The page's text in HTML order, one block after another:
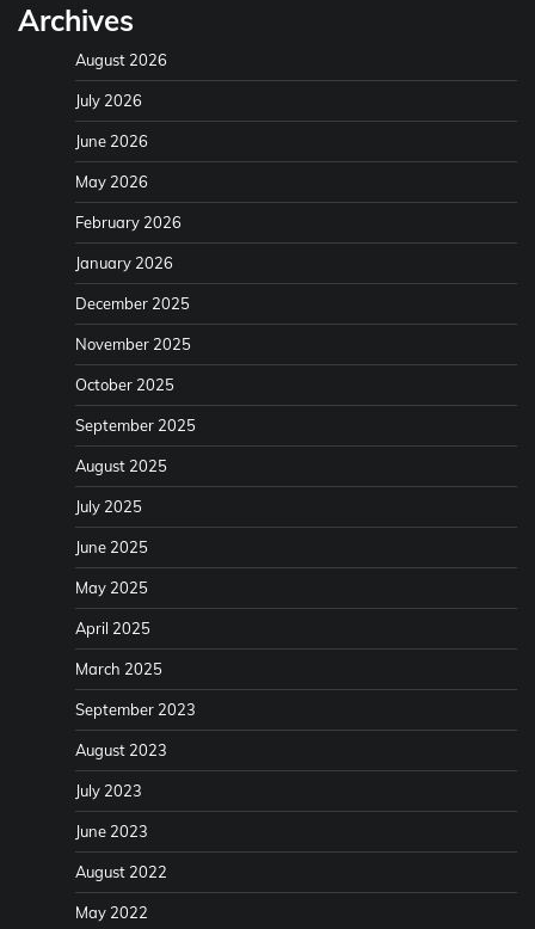
Archives
August 2026
July 2026
June 2026
May 2026
February 2026
January 2026
December 2025
November 2025
October 2025
September 2025
August 2025
July 2025
June 2025
May 2025
April 2025
March 2025
September 2023
August 2023
July 2023
June 2023
August 2022
May 2022